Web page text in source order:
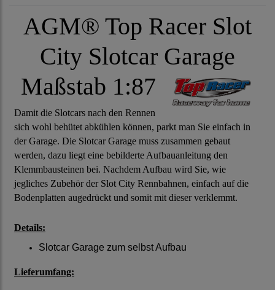
AGM® Top Racer Slot
City Slotcar Garage
Maßstab 1:87
Damit die Slotcars nach den Rennen
sich wohl behütet abkühlen können, parkt man Sie einfach in
der Garage. Die Slotcar Garage muss zusammen gebaut
werden, dazu liegt eine bebilderte Aufbauanleitung den
Klemmbausteinen bei. Nachdem Aufbau wird Sie, wie
jegliches Zubehör der Slot City Rennbahnen, einfach auf die
Bodenplatten augedrückt und somit mit dieser verklemmt.
Details:
Slotcar Garage zum selbst Aufbau
Lieferumfang: